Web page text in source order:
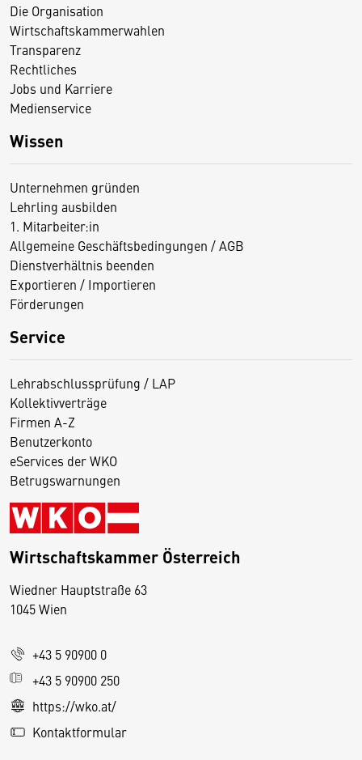
Die Organisation
Wirtschaftskammerwahlen
Transparenz
Rechtliches
Jobs und Karriere
Medienservice
Wissen
Unternehmen gründen
Lehrling ausbilden
1. Mitarbeiter:in
Allgemeine Geschäftsbedingungen / AGB
Dienstverhältnis beenden
Exportieren / Importieren
Förderungen
Service
Lehrabschlussprüfung / LAP
Kollektivverträge
Firmen A-Z
Benutzerkonto
eServices der WKO
Betrugswarnungen
Wirtschaftskammer Österreich
Wiedner Hauptstraße 63
1045 Wien
+43 5 90900 0
+43 5 90900 250
https://wko.at/
Kontaktformular
D
s
e
S
e